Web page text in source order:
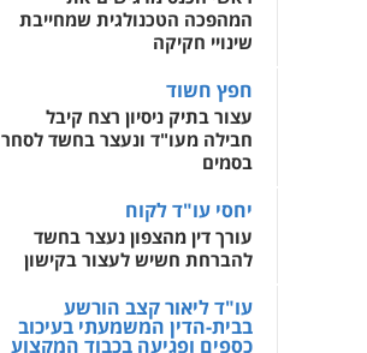
כלכלית
0525077716
עו"ד יניב זוסמן
פלילי כלכלי פשיעה
חמורה מעצרים וחקירות
0525199949
עו"ד אמיר נאטור
פלילי פשיעה חמורה
צווארון לבן מעצרים
0543326767
מרכז התחלה חדשה
שירותים מקצועיים לעורכי
דין
0544500346
המהפכה הטכנולגית שמחייבת
שינויי חקיקה
חפץ חשוד
עצור בתיק ניסיון רצח קיבל
חבילה מעו"ד ונעצר בחשד לסחר
בסמים
יחסי עו"ד לקוח
עורך דין מהצפון נעצר בחשד
להברחת חשיש לעצור בקישון
עו"ד ליאור קצב הורשע
בבית-הדין המשמעתי בעיכוב
כספים ופגיעה בכבוד המקצוע